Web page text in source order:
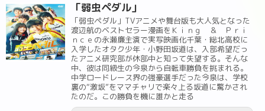
「弱虫ペダル」
「弱虫ペダル」TVアニメや舞台版も大人気となった
渡辺航のベストセラー漫画をＫｉｎｇ ＆ Ｐｒｉ
ｎｃｅの永瀬廉主演で実写映画化千葉・総北高校に
入学したオタク少年・小野田坂道は、入部希望だっ
たアニメ研究部が休部中と知って失望する。そんな
中、彼は同級生の今泉から自転車勝負を挑まれる。
中学ロードレース界の強豪選手だった今泉は、学校
裏の“激坂”をママチャリで楽々上る坂道に驚かされ
たのだ。この勝負を機に誰かと走る